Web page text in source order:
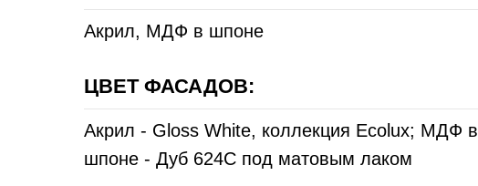
Акрил, МДФ в шпоне
ЦВЕТ ФАСАДОВ:
Акрил - Gloss White, коллекция Ecolux; МДФ в
шпоне - Дуб 624С под матовым лаком